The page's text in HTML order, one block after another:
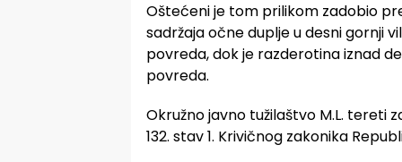
Oštećeni je tom prilikom zadobio
sadržaja očne duplje u desni gornji
povreda, dok je razderotina iznad
povreda.
Okružno javno tužilaštvo M.L. tereti
132. stav 1. Krivičnog zakonika